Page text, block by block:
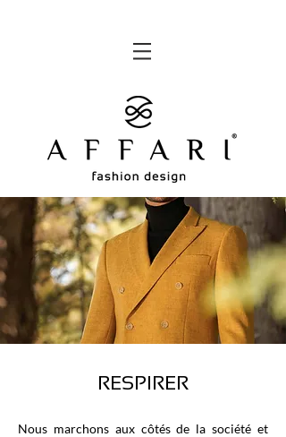
RESPIRER
Nous marchons aux côtés de la société et